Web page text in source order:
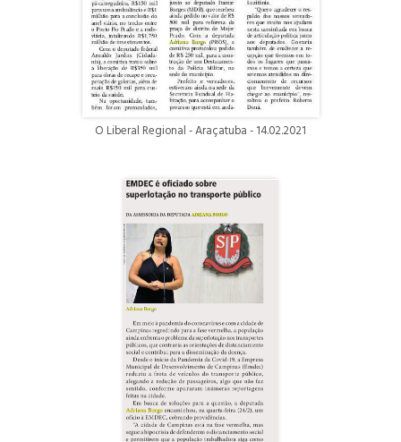
O Liberal Regional - Araçatuba - 14.02.2021